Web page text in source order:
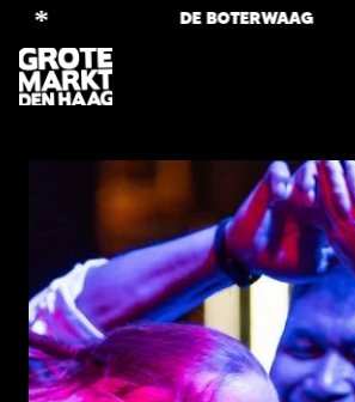
* DE BOTERWAAG